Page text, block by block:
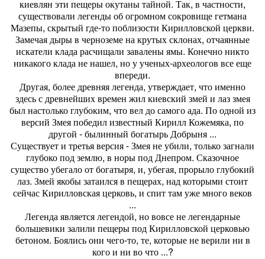
киевлян эти пещеры окутаны тайной. Так, в частности,
существовали легенды об огромном сокровище гетмана
Мазепы, скрытый где-то поблизости Кирилловской церкви.
Замечая дыры в черноземе на крутых склонах, отчаянные
искатели клада расчищали завалены ямы. Конечно никто
никакого клада не нашел, но у ученых-археологов все еще
впереди.
Другая, более древняя легенда, утверждает, что именно
здесь с древнейших времен жил киевский змей и лаз змея
был настолько глубоким, что вел до самого ада. По одной из
версий Змея победил известный Кирилл Кожемяка, по
другой - былинный богатырь Добрыня ...
Существует и третья версия - Змея не убили, только загнали
глубоко под землю, в норы под Днепром. Сказочное
существо убегало от богатыря, и, убегая, прорыло глубокий
лаз. Змей якобы затаился в пещерах, над которыми стоит
сейчас Кирилловская церковь, и спит там уже много веков
...
Легенда является легендой, но вовсе не легендарные
большевики залили пещеры под Кирилловской церковью
бетоном. Боялись они чего-то, те, которые не верили ни в
кого и ни во что ...?